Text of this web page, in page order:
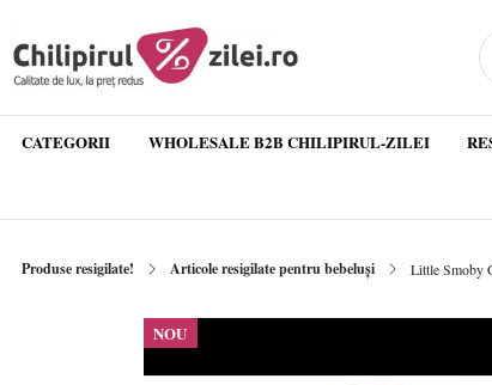
CATEGORII WHOLESALE B2B CHILIPIRUL-ZILEI
Produse resigilate! Articole resigilate pentru bebeluși Little Smoby
NOU